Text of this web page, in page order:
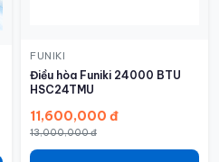
FUNIKI
Điều hòa Funiki 24000 BTU
HSC24TMU
11,600,000 đ
13,000,000 đ